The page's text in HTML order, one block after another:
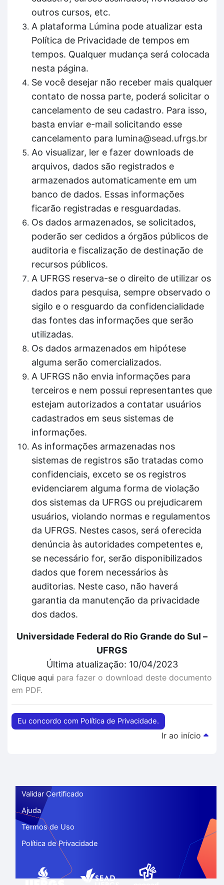
outros cursos, etc.
A plataforma Lúmina pode atualizar esta
Política de Privacidade de tempos em
tempos. Qualquer mudança será colocada
nesta página.
Se você desejar não receber mais qualquer
contato de nossa parte, poderá solicitar o
cancelamento de seu cadastro. Para isso,
basta enviar e-mail solicitando esse
cancelamento para lumina@sead.ufrgs.br
Ao visualizar, ler e fazer downloads de
arquivos, dados são registrados e
armazenados automaticamente em um
banco de dados. Essas informações
ficarão registradas e resguardadas.
Os dados armazenados, se solicitados,
poderão ser cedidos a órgãos públicos de
auditoria e fiscalização de destinação de
recursos públicos.
A UFRGS reserva-se o direito de utilizar os
dados para pesquisa, sempre observado o
sigilo e o resguardo da confidencialidade
das fontes das informações que serão
utilizadas.
Os dados armazenados em hipótese
alguma serão comercializados.
A UFRGS não envia informações para
terceiros e nem possui representantes que
estejam autorizados a contatar usuários
cadastrados em seus sistemas de
informações.
As informações armazenadas nos
sistemas de registros são tratadas como
confidenciais, exceto se os registros
evidenciarem alguma forma de violação
dos sistemas da UFRGS ou prejudicarem
usuários, violando normas e regulamentos
da UFRGS. Nestes casos, será oferecida
denúncia às autoridades competentes e,
se necessário for, serão disponibilizados
dados que forem necessários às
auditorias. Neste caso, não haverá
garantia da manutenção da privacidade
dos dados.
Universidade Federal do Rio Grande do Sul –
UFRGS
Última atualização: 10/04/2023
Clique aqui para fazer o download deste documento
em PDF.
Eu concordo com Política de Privacidade.
Ir ao início
Validar Certificado
Ajuda
Termos de Uso
Política de Privacidade